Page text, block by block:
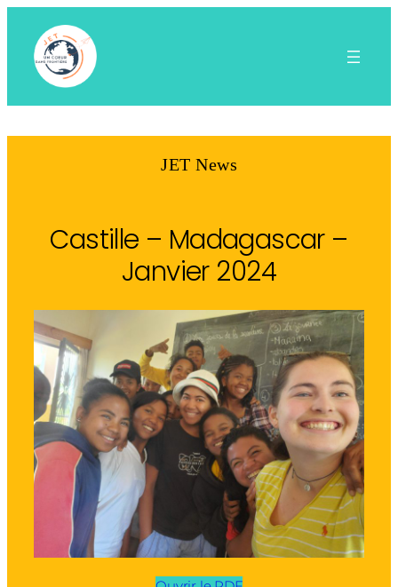
contenu
JET News
Castille – Madagascar –
Janvier 2024